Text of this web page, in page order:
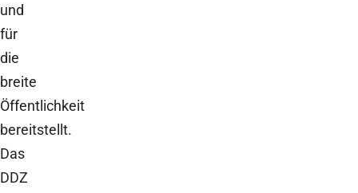
und
für
die
breite
Öffentlichkeit
bereitstellt.
Das
DDZ